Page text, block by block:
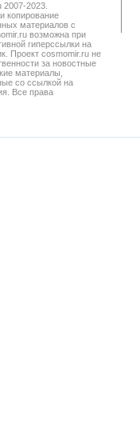
2023.
копирование
материалов с
возможна при
гиперссылки на
Проект cosmomir.ru не
за новостные
материалы,
со ссылкой на
Все права